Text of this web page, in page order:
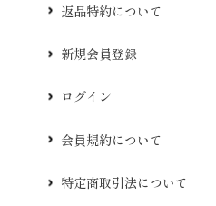
返品特約について
新規会員登録
ログイン
会員規約について
特定商取引法について